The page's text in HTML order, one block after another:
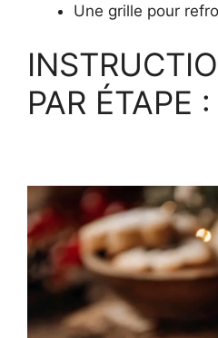
Une grille pour
PAR ÉTAPE :